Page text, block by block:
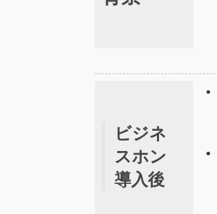
ビジネ
スホン
導入後